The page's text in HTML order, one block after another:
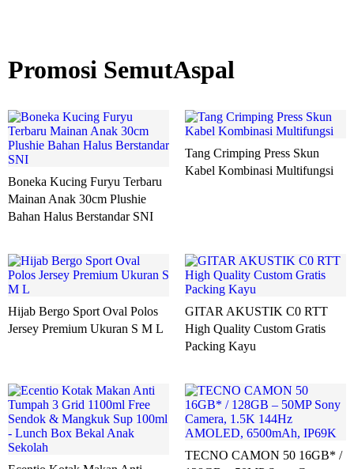
Promosi SemutAspal
Boneka Kucing Furyu Terbaru
Mainan Anak 30cm Plushie
Bahan Halus Berstandar SNI
Tang Crimping Press Skun
Kabel Kombinasi Multifungsi
Hijab Bergo Sport Oval Polos
Jersey Premium Ukuran S M L
GITAR AKUSTIK C0 RTT
High Quality Custom Gratis
Packing Kayu
TECNO CAMON 50 16GB* /